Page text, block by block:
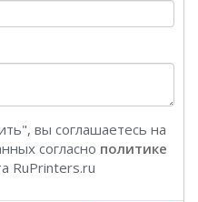
вы соглашаетесь на
согласно политике
RuPrinters.ru